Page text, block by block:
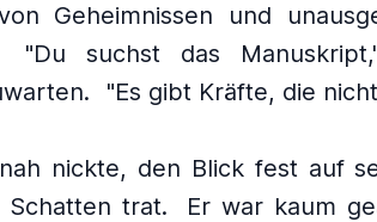
Geheimnissen und
"Du suchst das
"Es gibt Kräfte, die
nickte, den Blick fest auf
Schatten trat.
Er war kaum